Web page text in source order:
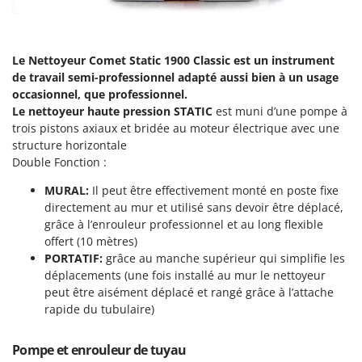
Groupes électrogènes
H
Haches - Cognées et Hachettes
Hachoirs à viande
Herses à Dents
Herses Rotatives
Lames à neige
Lames niveleuses pour tracteur
Lave-vitres
Lieuses électriques pour vignes
Machines à pâtes
Edilmark
Effeuno
Einhell
Elegen
Energy Gruppi
Enotecnica Pillan
Eschenfelder
EuroMech
Eurosystems
FAC
Famag
Le Nettoyeur Comet Static 1900 Classic est un instrument
de travail semi-professionnel adapté aussi bien à un usage
occasionnel, que professionnel.
Le nettoyeur haute pression STATIC est muni d’une pompe à
trois pistons axiaux et bridée au moteur électrique avec une
structure horizontale
Double Fonction :
MURAL: Il peut être effectivement monté en poste fixe
directement au mur et utilisé sans devoir être déplacé,
grâce à l’enrouleur professionnel et au long flexible
offert (10 mètres)
PORTATIF: grâce au manche supérieur qui simplifie les
déplacements (une fois installé au mur le nettoyeur
peut être aisément déplacé et rangé grâce à l’attache
rapide du tubulaire)
Pompe et enrouleur de tuyau